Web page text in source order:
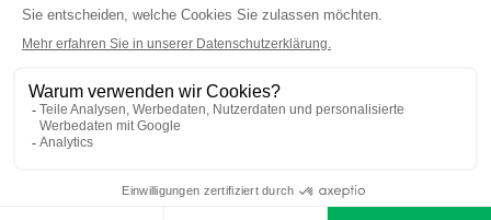
Staudendünger
KAUFEN
Chabasit Barriere